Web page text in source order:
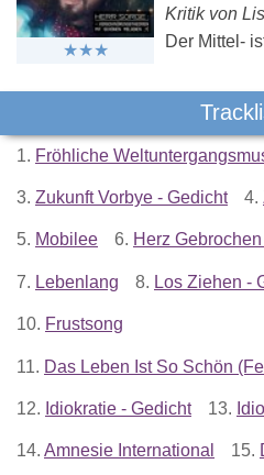
Kritik von
Der Mittel-
1. Fröhliche
3. Zukunft Vorbye - Gedicht 4.
5. Mobilee 6. Herz
7. Lebenlang 8. Los Ziehen -
10. Frustsong
11. Das Leben Ist So Schön
12. Idiokratie - Gedicht 13.
14. Amnesie International 15.